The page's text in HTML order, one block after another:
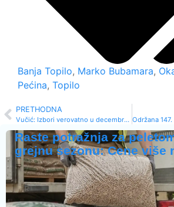
Banja Topilo, Marko Bubamara,
Pećina, Topilo
PRETHODNA
Vučić: Izbori verovatno u decembru 2026
Raste potražnja za
grejnu sezonu: Cene više